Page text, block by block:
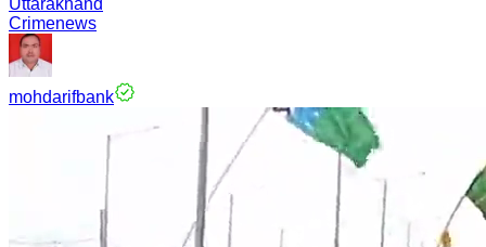
Uttarakhand
Crimenews
mohdarifbank